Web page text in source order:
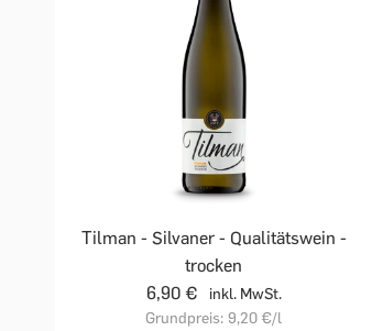
Tilman - Silvaner - Qualitätswein -
trocken
6,90 €
inkl. MwSt.
Grundpreis: 9,20 €/l